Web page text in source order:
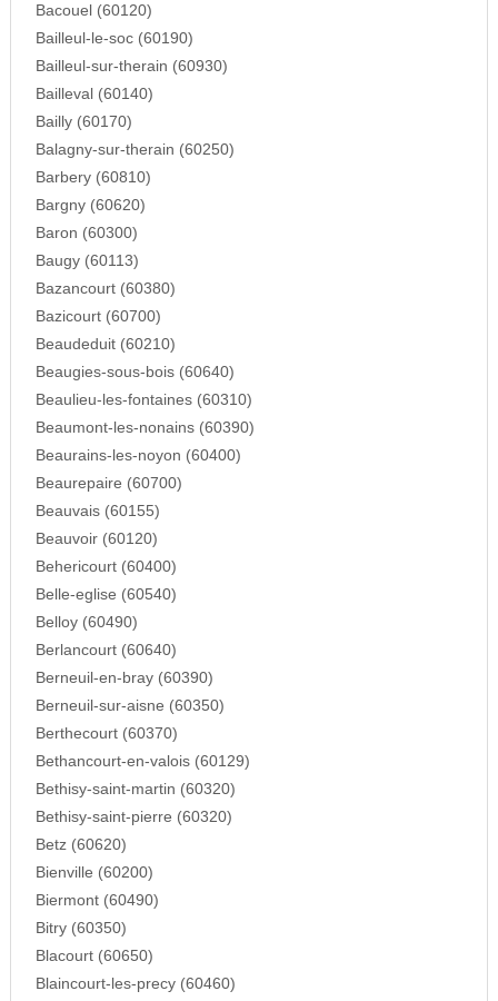
Bacouel (60120)
Bailleul-le-soc (60190)
Bailleul-sur-therain (60930)
Bailleval (60140)
Bailly (60170)
Balagny-sur-therain (60250)
Barbery (60810)
Bargny (60620)
Baron (60300)
Baugy (60113)
Bazancourt (60380)
Bazicourt (60700)
Beaudeduit (60210)
Beaugies-sous-bois (60640)
Beaulieu-les-fontaines (60310)
Beaumont-les-nonains (60390)
Beaurains-les-noyon (60400)
Beaurepaire (60700)
Beauvais (60155)
Beauvoir (60120)
Behericourt (60400)
Belle-eglise (60540)
Belloy (60490)
Berlancourt (60640)
Berneuil-en-bray (60390)
Berneuil-sur-aisne (60350)
Berthecourt (60370)
Bethancourt-en-valois (60129)
Bethisy-saint-martin (60320)
Bethisy-saint-pierre (60320)
Betz (60620)
Bienville (60200)
Biermont (60490)
Bitry (60350)
Blacourt (60650)
Blaincourt-les-precy (60460)